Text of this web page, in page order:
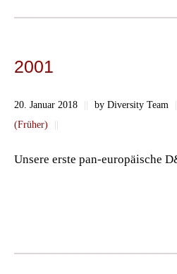
2001
20. Januar 2018 || by Diversity Team
(Früher)
||
Unsere erste pan-europäische